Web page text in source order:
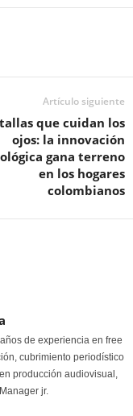
Artículo siguiente
que cuidan los
ojos: la innovación
gana terreno
en los hogares
colombianos
de experiencia en free
cubrimiento periodístico
producción audiovisual,
jr.